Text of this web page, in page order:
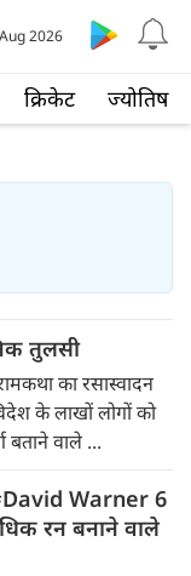
क्रिकेट ज्योतिष
2026
तुलसी
का रसास्वादन
के लाखों लोगों को
बताने वाले ...
Warner 6
रन बनाने वाले